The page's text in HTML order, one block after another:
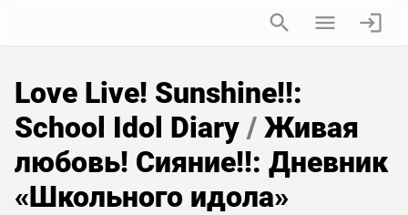
Love Live! Sunshine!!:
School Idol Diary / Живая
любовь! Сияние!!: Дневник
«Школьного идола»